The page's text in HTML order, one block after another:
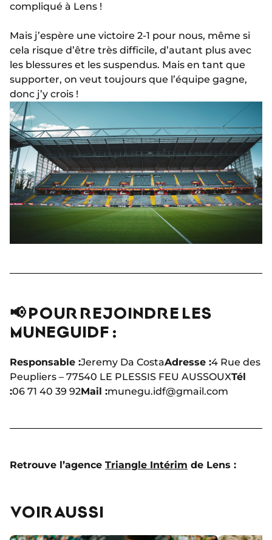
compliqué à Lens !
Mais j’espère une victoire 2-1 pour nous, même si
cela risque d’être très difficile, d’autant plus avec
les blessures et les suspendus. Mais en tant que
supporter, on veut toujours que l’équipe gagne,
donc j’y crois !
📢 POUR REJOINDRE LES
MUNEGUIDF :
Responsable :Jeremy Da CostaAdresse :4 Rue des
Peupliers – 77540 LE PLESSIS FEU AUSSOUXTél
:06 71 40 39 92Mail :munegu.idf@gmail.com
Retrouve l’agence Triangle Intérim de Lens :
VOIR AUSSI